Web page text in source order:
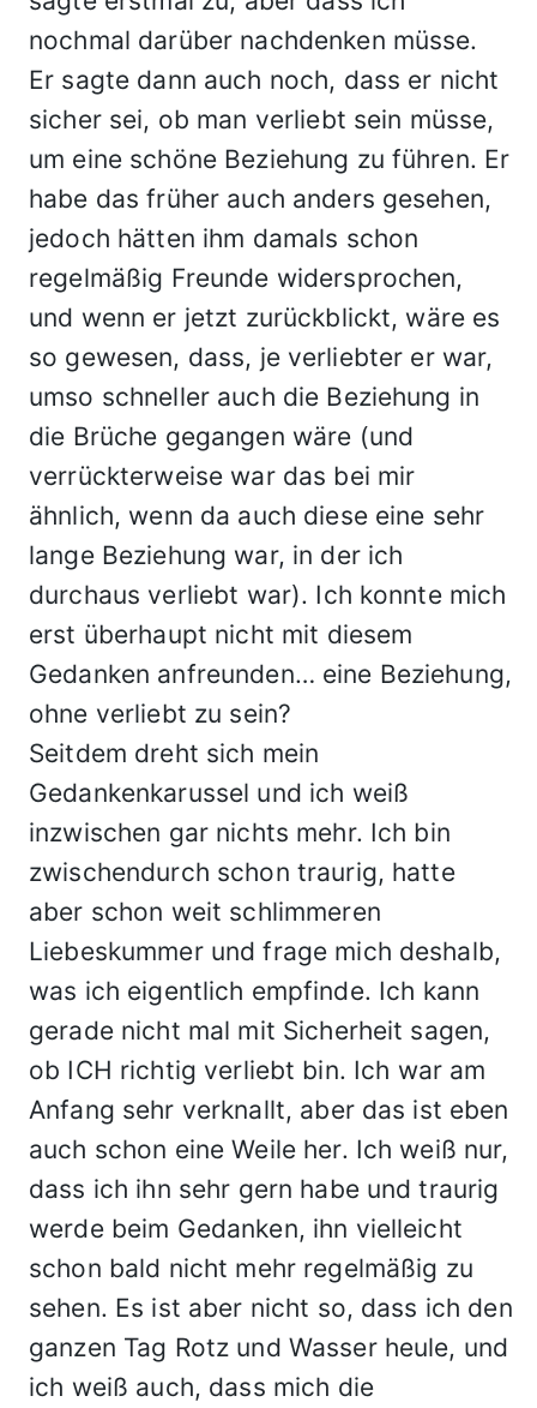
nochmal darüber nachdenken müsse.
Er sagte dann auch noch, dass er nicht
sicher sei, ob man verliebt sein müsse,
um eine schöne Beziehung zu führen. Er
habe das früher auch anders gesehen,
jedoch hätten ihm damals schon
regelmäßig Freunde widersprochen,
und wenn er jetzt zurückblickt, wäre es
so gewesen, dass, je verliebter er war,
umso schneller auch die Beziehung in
die Brüche gegangen wäre (und
verrückterweise war das bei mir
ähnlich, wenn da auch diese eine sehr
lange Beziehung war, in der ich
durchaus verliebt war). Ich konnte mich
erst überhaupt nicht mit diesem
Gedanken anfreunden… eine Beziehung,
ohne verliebt zu sein?
Seitdem dreht sich mein
Gedankenkarussel und ich weiß
inzwischen gar nichts mehr. Ich bin
zwischendurch schon traurig, hatte
aber schon weit schlimmeren
Liebeskummer und frage mich deshalb,
was ich eigentlich empfinde. Ich kann
gerade nicht mal mit Sicherheit sagen,
ob ICH richtig verliebt bin. Ich war am
Anfang sehr verknallt, aber das ist eben
auch schon eine Weile her. Ich weiß nur,
dass ich ihn sehr gern habe und traurig
werde beim Gedanken, ihn vielleicht
schon bald nicht mehr regelmäßig zu
sehen. Es ist aber nicht so, dass ich den
ganzen Tag Rotz und Wasser heule, und
ich weiß auch, dass mich die